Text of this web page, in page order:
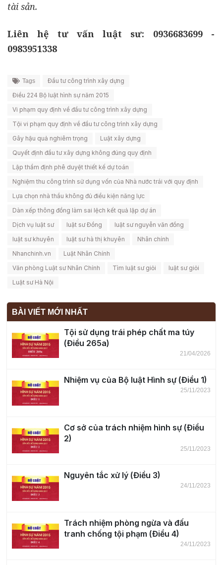
tài sản.
Liên hệ tư vấn luật sư: 0936683699 -
0983951338
Tags
Đầu tư công trình xây dựng
Điều 224 Bộ luật hình sự năm 2015
Vi phạm quy định về đầu tư công trình xây dựng
Tội vi phạm quy định về đầu tư công trình xây dựng
Gây hậu quả nghiêm trọng
Luật xây dựng
Quyết định đầu tư xây dựng không đúng quy định
Lập thẩm định phê duyệt thiết kế dự toán
Nghiệm thu công trình sử dụng vốn của Nhà nước trái với quy định
Lựa chọn nhà thầu không đủ điều kiện năng lực
Dàn xếp thông đồng làm sai lệch kết quả lập dự án
Dịch vụ luật sư
luật sư Đồng
luật sư nguyễn văn đồng
luật sư khuyên
luật sư hà thị khuyên
Nhân chính
Nhanchinh.vn
Luật Nhân Chính
Văn phòng Luật sư Nhân Chính
Tìm luật sư giỏi
luật sư giỏi
Luật sư Hà Nội
BÀI VIẾT MỚI NHẤT
Tội sử dụng trái phép chất ma túy
(Điều 265a)
21/04/2026
Nhiệm vụ của Bộ luật Hình sự (Điều 1)
25/11/2023
Cơ sở của trách nhiệm hình sự (Điều
2)
25/11/2023
Nguyên tắc xử lý (Điều 3)
24/11/2023
Trách nhiệm phòng ngừa và đấu
tranh chống tội phạm (Điều 4)
24/11/2023